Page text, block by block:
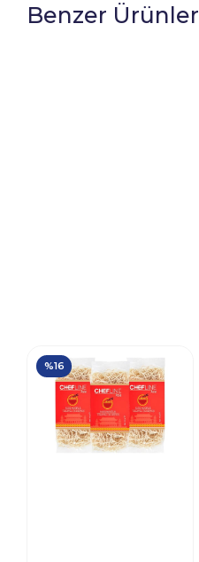
Benzer Ürünler
%16